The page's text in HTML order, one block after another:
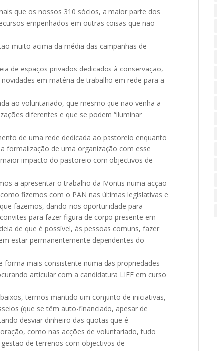
que os nossos 310 sócios, a maior parte dos
empenhados em outras coisas que não
muito acima da média das campanhas de
de espaços privados dedicados à conservação,
em matéria de trabalho em rede para a
ao voluntariado, que mesmo que não venha a
diferentes e que se podem “iluminar
de uma rede dedicada ao pastoreio enquanto
formalização de uma organização com esse
impacto do pastoreio com objectivos de
a apresentar o trabalho da Montis numa acção
fizemos com o PAN nas últimas legislativas e
fazemos, dando-nos oportunidade para
para fazer figura de corpo presente em
de que é possível, às pessoas comuns, fazer
estar permanentemente dependentes do
forma mais consistente numa das propriedades
articular com a candidatura LIFE em curso
termos mantido um conjunto de iniciativas,
(que se têm auto-financiado, apesar de
desviar dinheiro das quotas que é
como nas acções de voluntariado, tudo
de terrenos com objectivos de